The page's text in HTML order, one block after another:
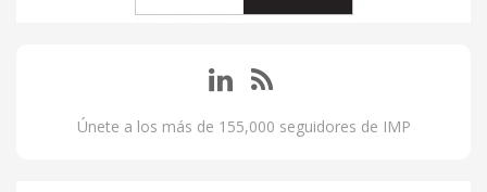
Únete a los más de 155,000 seguidores de IMP